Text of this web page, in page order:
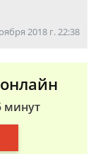
2018 г. 22:38
минут